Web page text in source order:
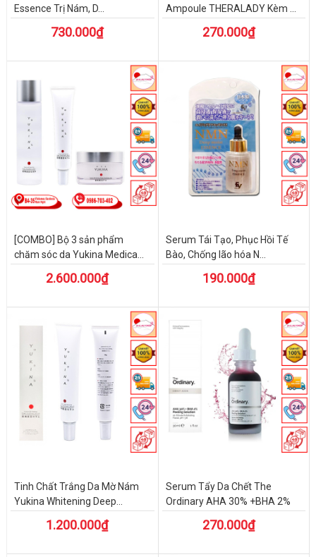
Essence Trị Nám, D...
730.000₫
Ampoule THERALADY Kèm ...
270.000₫
[COMBO] Bộ 3 sản phẩm
chăm sóc da Yukina Medica...
2.600.000₫
Serum Tái Tạo, Phục Hồi Tế
Bào, Chống lão hóa N...
190.000₫
Tinh Chất Trắng Da Mờ Nám
Yukina Whitening Deep...
1.200.000₫
Serum Tẩy Da Chết The
Ordinary AHA 30% +BHA 2%
270.000₫